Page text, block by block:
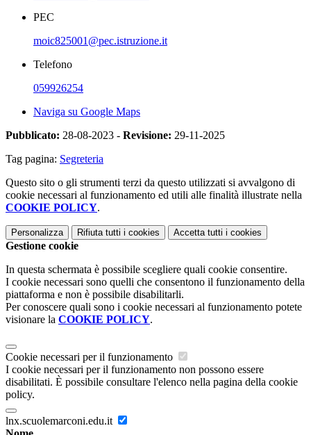
PEC
moic825001@pec.istruzione.it
Telefono
059926254
Naviga su Google Maps
Pubblicato: 28-08-2023 - Revisione: 29-11-2025
Tag pagina: Segreteria
Questo sito o gli strumenti terzi da questo utilizzati si avvalgono di
cookie necessari al funzionamento ed utili alle finalità illustrate nella
COOKIE POLICY.
Personalizza Rifiuta tutti i cookies Accetta tutti i cookies
Gestione cookie
In questa schermata è possibile scegliere quali cookie consentire.
I cookie necessari sono quelli che consentono il funzionamento della
piattaforma e non è possibile disabilitarli.
Per conoscere quali sono i cookie necessari al funzionamento potete
visionare la COOKIE POLICY.
Cookie necessari per il funzionamento
I cookie necessari per il funzionamento non possono essere
disabilitati. È possibile consultare l'elenco nella pagina della cookie
policy.
lnx.scuolemarconi.edu.it